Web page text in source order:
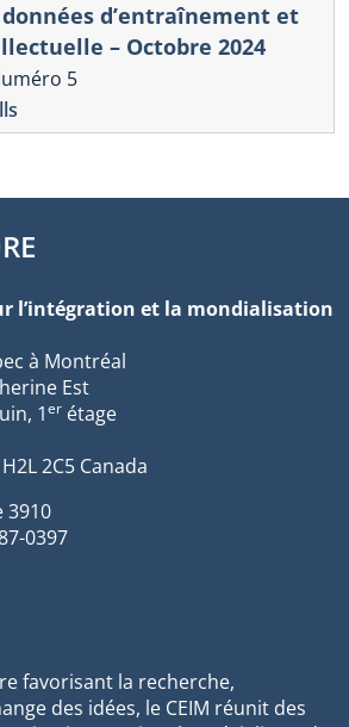
d’entraînement et
– Octobre 2024
5
l’intégration et la mondialisation
à Montréal
Est
1er étage
2C5 Canada
3910
0397
favorisant la recherche,
des idées, le CEIM réunit des